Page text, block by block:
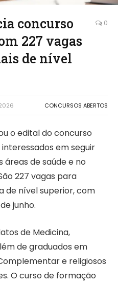
concurso
227 vagas
de nível
0
CONCURSOS ABERTOS
o edital do concurso
interessados em seguir
de saúde e no
227 vagas para
de nível superior, com
junho.
de Medicina,
de graduados em
e religiosos
O curso de formação